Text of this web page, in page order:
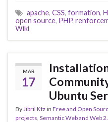
apache, CSS, formation,
open source, PHP,
Wiki
MAR
17
Ubuntu
By Jibril Ktz in Free and Open
projects Semantic Web and Web